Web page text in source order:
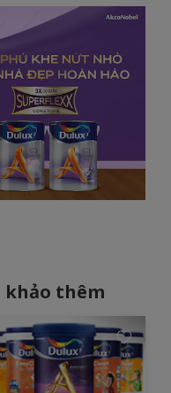
khảo thêm